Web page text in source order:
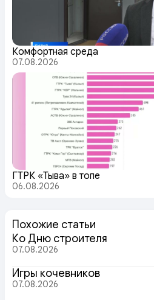
Комфортная среда
07.08.2026
ГТРК «Тыва» в топе
06.08.2026
Похожие статьи
Ко Дню строителя
07.08.2026
Игры кочевников
07.08.2026